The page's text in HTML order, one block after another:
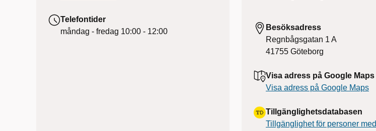
Telefontider
måndag - fredag 10:00 - 12:00
Besöksadress
Regnbågsgatan 1 A
41755 Göteborg
Visa adress på Google Maps
Visa adress på Google Maps
Tillgänglighetsdatabasen
Tillgänglighet för personer med